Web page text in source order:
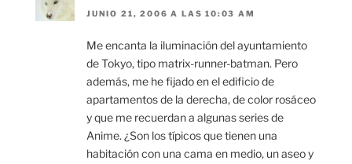
JUNIO 21, 2006 A LAS 10:03 AM
Me encanta la iluminación del ayuntamiento
de Tokyo, tipo matrix-runner-batman. Pero
además, me he fijado en el edificio de
apartamentos de la derecha, de color rosáceo
y que me recuerdan a algunas series de
Anime. ¿Son los típicos que tienen una
habitación con una cama en medio, un aseo y